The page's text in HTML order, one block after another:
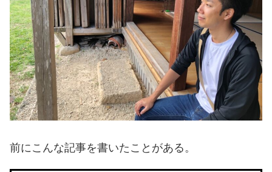
前にこんな記事を書いたことがある。